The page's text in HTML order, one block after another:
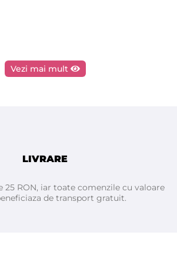
Vezi mai mult
LIVRARE
25 RON, iar toate comenzile cu valoare
de transport gratuit.